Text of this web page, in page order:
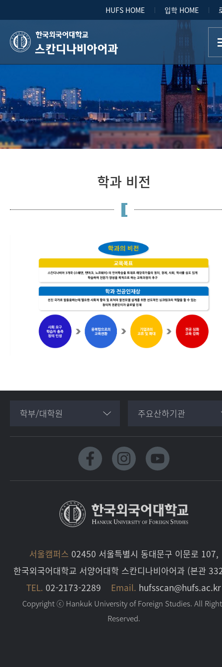
HUFS HOME 입학 HOME
스칸디나비아어과
학과 비전
학부/대학원 주요산하기관
서울캠퍼스 02450 서울특별시 동대문구 이문로 107,
한국외국어대학교 서양어대학 스칸디나비아어과 (본관
TEL. 02-2173-2289 Email. hufsscan@hufs.ac.kr
Copyright ⓒ Hankuk University of Foreign Studies. All
Reserved.